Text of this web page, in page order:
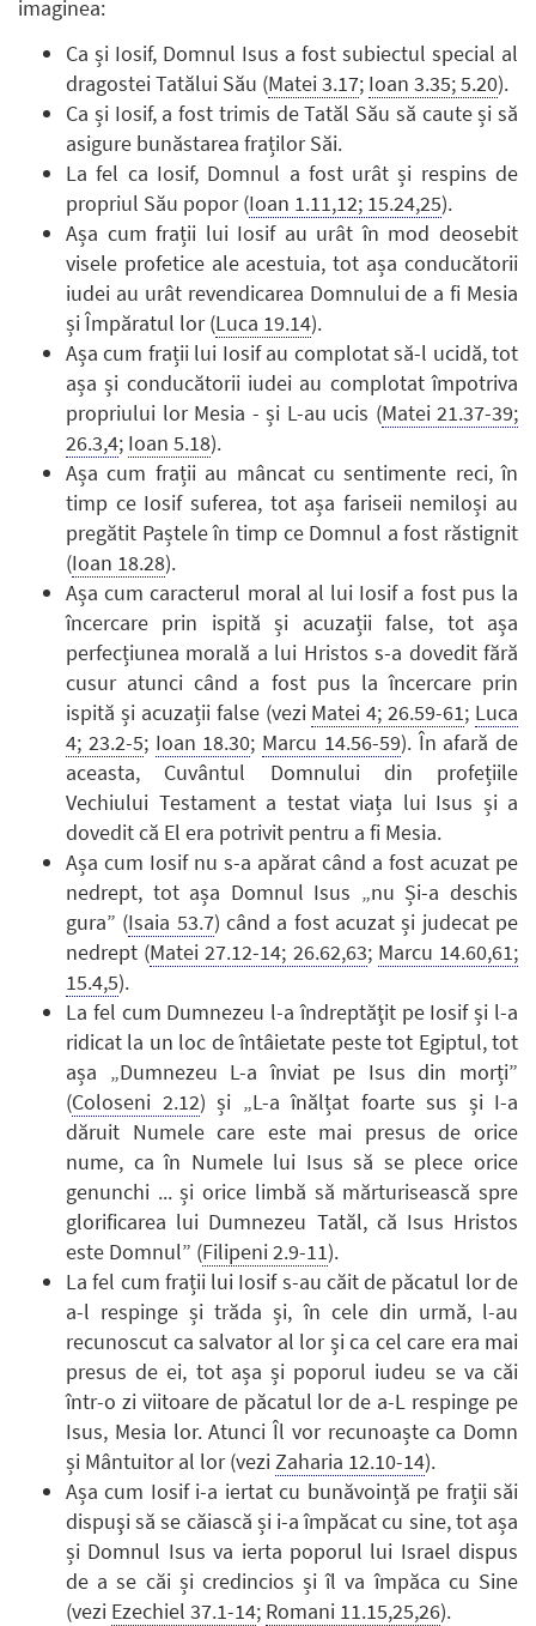
imaginea:
Ca și Iosif, Domnul Isus a fost subiectul special al
dragostei Tatălui Său (Matei 3.17; Ioan 3.35; 5.20).
Ca și Iosif, a fost trimis de Tatăl Său să caute și să
asigure bunăstarea fraților Săi.
La fel ca Iosif, Domnul a fost urât și respins de
propriul Său popor (Ioan 1.11,12; 15.24,25).
Așa cum frații lui Iosif au urât în mod deosebit
visele profetice ale acestuia, tot așa conducătorii
iudei au urât revendicarea Domnului de a fi Mesia
și Împăratul lor (Luca 19.14).
Așa cum frații lui Iosif au complotat să-l ucidă, tot
așa și conducătorii iudei au complotat împotriva
propriului lor Mesia - și L-au ucis (Matei 21.37-39;
26.3,4; Ioan 5.18).
Așa cum frații au mâncat cu sentimente reci, în
timp ce Iosif suferea, tot așa fariseii nemiloși au
pregătit Paștele în timp ce Domnul a fost răstignit
(Ioan 18.28).
Așa cum caracterul moral al lui Iosif a fost pus la
încercare prin ispită și acuzații false, tot așa
perfecțiunea morală a lui Hristos s-a dovedit fără
cusur atunci când a fost pus la încercare prin
ispită și acuzații false (vezi Matei 4; 26.59-61; Luca
4; 23.2-5; Ioan 18.30; Marcu 14.56-59). În afară de
aceasta, Cuvântul Domnului din profețiile
Vechiului Testament a testat viața lui Isus și a
dovedit că El era potrivit pentru a fi Mesia.
Așa cum Iosif nu s-a apărat când a fost acuzat pe
nedrept, tot așa Domnul Isus „nu Și-a deschis
gura” (Isaia 53.7) când a fost acuzat și judecat pe
nedrept (Matei 27.12-14; 26.62,63; Marcu 14.60,61;
15.4,5).
La fel cum Dumnezeu l-a îndreptăţit pe Iosif și l-a
ridicat la un loc de întâietate peste tot Egiptul, tot
așa „Dumnezeu L-a înviat pe Isus din morți”
(Coloseni 2.12) și „L-a înălțat foarte sus și I-a
dăruit Numele care este mai presus de orice
nume, ca în Numele lui Isus să se plece orice
genunchi ... și orice limbă să mărturisească spre
glorificarea lui Dumnezeu Tatăl, că Isus Hristos
este Domnul” (Filipeni 2.9-11).
La fel cum frații lui Iosif s-au căit de păcatul lor de
a-l respinge și trăda și, în cele din urmă, l-au
recunoscut ca salvator al lor și ca cel care era mai
presus de ei, tot așa și poporul iudeu se va căi
într-o zi viitoare de păcatul lor de a-L respinge pe
Isus, Mesia lor. Atunci Îl vor recunoaște ca Domn
și Mântuitor al lor (veziZaharia 12.10-14).
Așa cum Iosif i-a iertat cu bunăvoință pe frații săi
dispuşi să se căiască și i-a împăcat cu sine, tot așa
și Domnul Isus va ierta poporul lui Israel dispus
de a se căi și credincios și îl va împăca cu Sine
(vezi Ezechiel 37.1-14; Romani 11.15,25,26).